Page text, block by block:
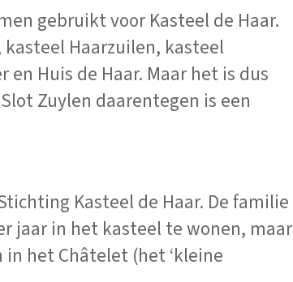
gebruikt voor Kasteel de Haar.
Haarzuilen, kasteel
Huis de Haar. Maar het is dus
Zuylen daarentegen is een
Kasteel de Haar. De familie
jaar in het kasteel te wonen, maar
het Châtelet (het ‘kleine